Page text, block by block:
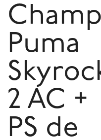
Puma
2 AC +
PS de